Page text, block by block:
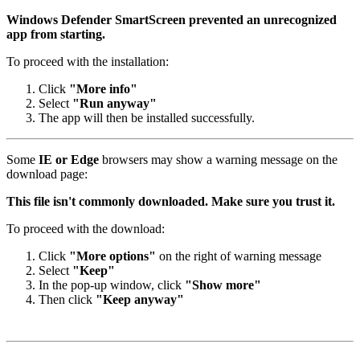
Windows Defender SmartScreen prevented an unrecognized
app from starting.
To proceed with the installation:
Click "More info"
Select "Run anyway"
The app will then be installed successfully.
Some IE or Edge browsers may show a warning message on the
download page:
This file isn't commonly downloaded. Make sure you trust it.
To proceed with the download:
Click "More options" on the right of warning message
Select "Keep"
In the pop-up window, click "Show more"
Then click "Keep anyway"